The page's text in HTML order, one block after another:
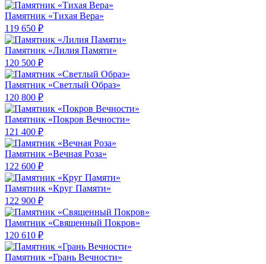
Памятник «Тихая Вера»
119 650 ₽
Памятник «Лилия Памяти»
120 500 ₽
Памятник «Светлый Образ»
120 800 ₽
Памятник «Покров Вечности»
121 400 ₽
Памятник «Вечная Роза»
122 600 ₽
Памятник «Круг Памяти»
122 900 ₽
Памятник «Священный Покров»
120 610 ₽
Памятник «Грань Вечности»